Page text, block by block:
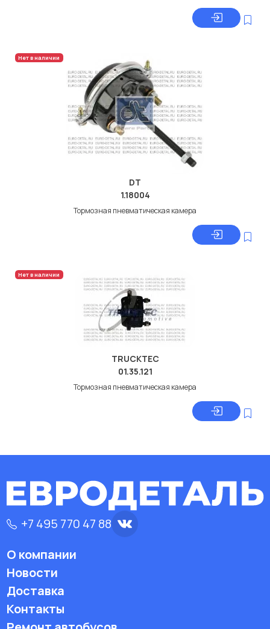
Нет в наличии
DT
1.18004
Тормозная пневматическая камера
Нет в наличии
TRUCKTEC
01.35.121
Тормозная пневматическая камера
+7 495 770 47 88
О компании
Новости
Доставка
Контакты